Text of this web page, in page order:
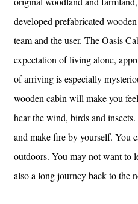
developed prefabricated
team and the user. The Oasis
expectation of living alone,
of arriving is especially
wooden cabin will make you
hear the wind, birds and
and make fire by yourself. You
outdoors. You may not want to
also a long journey back to the